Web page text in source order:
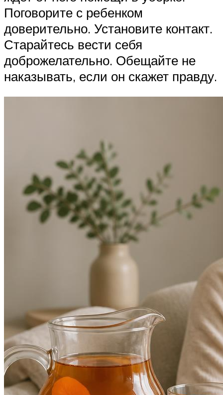
Поговорите с ребенком
доверительно. Установите контакт.
Старайтесь вести себя
доброжелательно. Обещайте не
наказывать, если он скажет правду.